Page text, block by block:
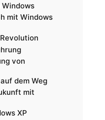
Windows
mit Windows
von
dem Weg
mit
XP